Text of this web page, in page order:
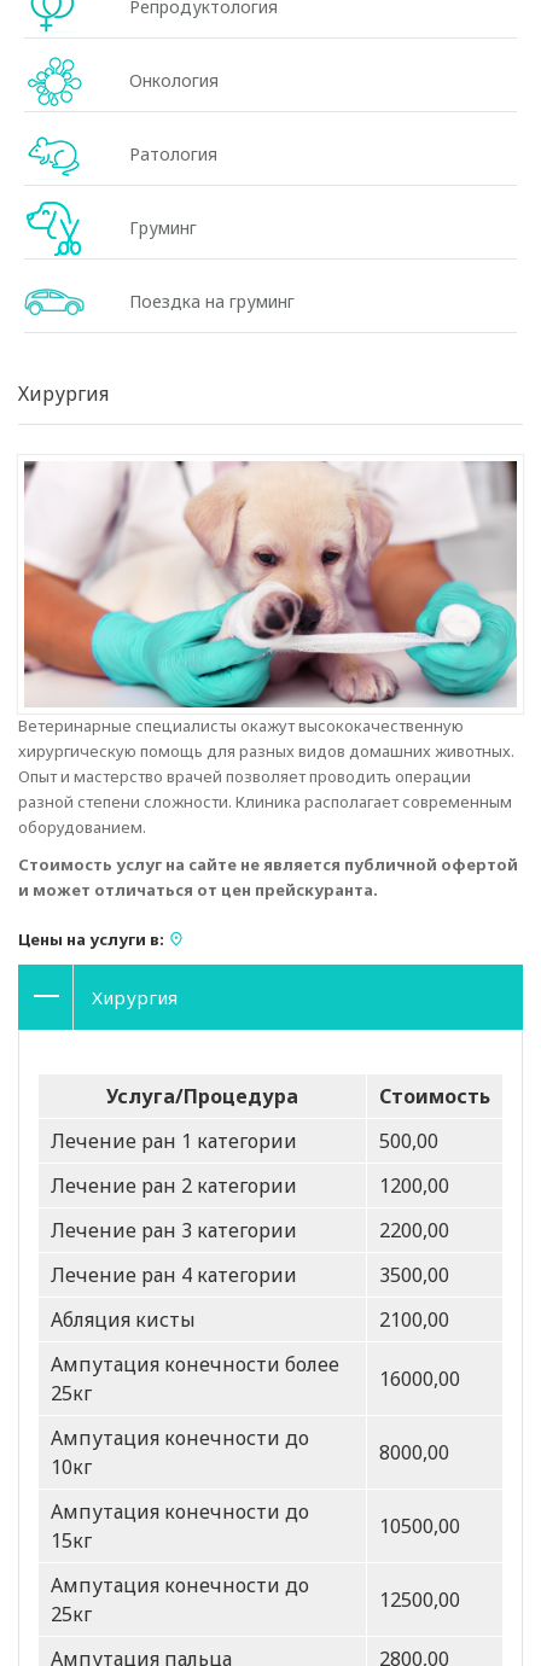
Репродуктология
Онкология
Ратология
Груминг
Поездка на груминг
Хирургия
Ветеринарные специалисты окажут высококачественную
хирургическую помощь для разных видов домашних животных.
Опыт и мастерство врачей позволяет проводить операции
разной степени сложности. Клиника располагает современным
оборудованием.
Стоимость услуг на сайте не является публичной офертой
и может отличаться от цен прейскуранта.
Цены на услуги в:
Хирургия
Услуга/Процедура
Стоимость
Лечение ран 1 категории
500,00
Лечение ран 2 категории
1200,00
Лечение ран 3 категории
2200,00
Лечение ран 4 категории
3500,00
Абляция кисты
2100,00
Ампутация конечности более
25кг
16000,00
Ампутация конечности до
10кг
8000,00
Ампутация конечности до
15кг
10500,00
Ампутация конечности до
25кг
12500,00
Ампутация пальца 2800,00